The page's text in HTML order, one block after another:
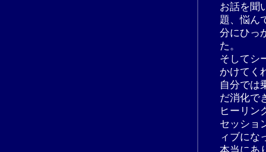
お話を聞
題、悩ん
分にひっ
た。
そしてシ
かけてく
自分では
だ消化で
ヒーリン
セッショ
ィブにな
本当にあ